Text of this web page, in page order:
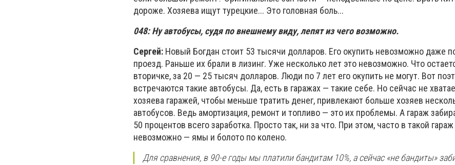
дороже. Хозяева ищут турецкие... Это головная боль...
048:Ну автобусы, судя по внешнему виду, лепят из чего возможно.
Сергей: Новый Богдан стоит 53 тысячи долларов. Его окупить невозможно даже
проезд. Раньше их брали в лизинг. Уже несколько лет это невозможно. Что
вторичке, за 20 — 25 тысяч долларов. Люди по 7 лет его окупить не могут. Вот
встречаются такие автобусы. Да, есть в гаражах — такие себе. Но сейчас не
хозяева гаражей, чтобы меньше тратить денег, привлекают больше хозяев
автобусов. Ведь амортизация, ремонт и топливо — это их проблемы. А гараж
50 процентов всего заработка. Просто так, ни за что. При этом, часто в такой гараж
невозможно — ямы и болото по колено.
Для сравнения, в 90-е годы мы платили бандитам 10%, а сейчас «не бандиты»